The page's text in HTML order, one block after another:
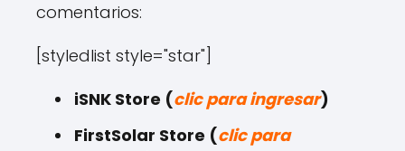
comentarios:
[styledlist style="star"]
iSNK Store (clic para ingresar)
FirstSolar Store (clic para